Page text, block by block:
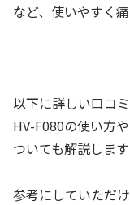
など、使いやすく
以下に詳しい口コ
HV-F080の使い方
ついても解説します
参考にしていただ